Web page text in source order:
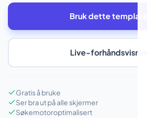
Bruk dette templatet
Live-forhåndsvisning
Gratis å bruke
Ser bra ut på alle skjermer
Søkemotoroptimalisert